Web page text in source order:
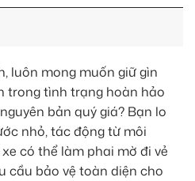
luôn mong muốn giữ gìn
trong tình trạng hoàn hảo
bản quý giá? Bạn lo
nhỏ, tác động từ môi
có thể làm phai mờ đi vẻ
cầu bảo vệ toàn diện cho